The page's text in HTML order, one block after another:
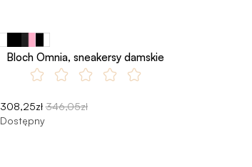
Bloch Omnia, sneakersy damskie
308,25zł 346,05zł
Dostępny